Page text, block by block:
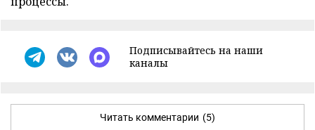
Подписывайтесь на наши
каналы
Читать комментарии (5)